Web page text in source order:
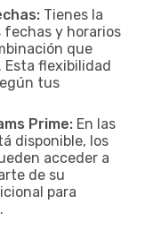
Tienes la
y horarios
que
Esta flexibilidad
tus
Prime: En las
disponible, los
acceder a
de su
para